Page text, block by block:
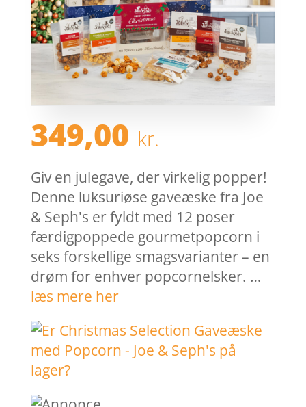
349,00 kr.
Giv en julegave, der virkelig popper!
Denne luksuriøse gaveæske fra Joe
& Seph's er fyldt med 12 poser
færdigpoppede gourmetpopcorn i
seks forskellige smagsvarianter – en
drøm for enhver popcornelsker. …
læs mere her